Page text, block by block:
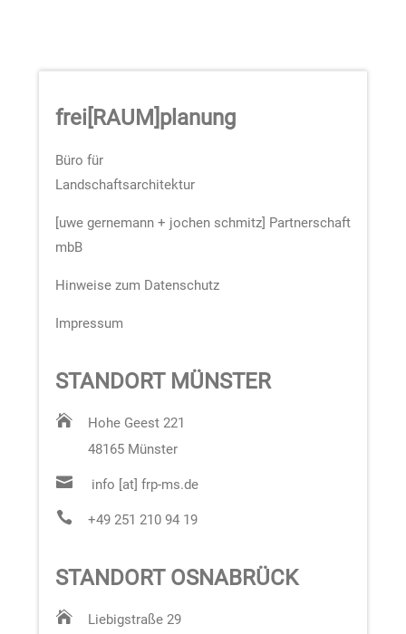
frei RAUM planung
Büro für
Landschaftsarchitektur
[uwe gernemann + jochen schmitz] Partnerschaft
mbB
Hinweise zum Datenschutz
Impressum
STANDORT MÜNSTER

Hohe Geest 221
48165 Münster

info [at] frp-ms.de

+49 251 210 94 19
STANDORT OSNABRÜCK
 Liebigstraße 29